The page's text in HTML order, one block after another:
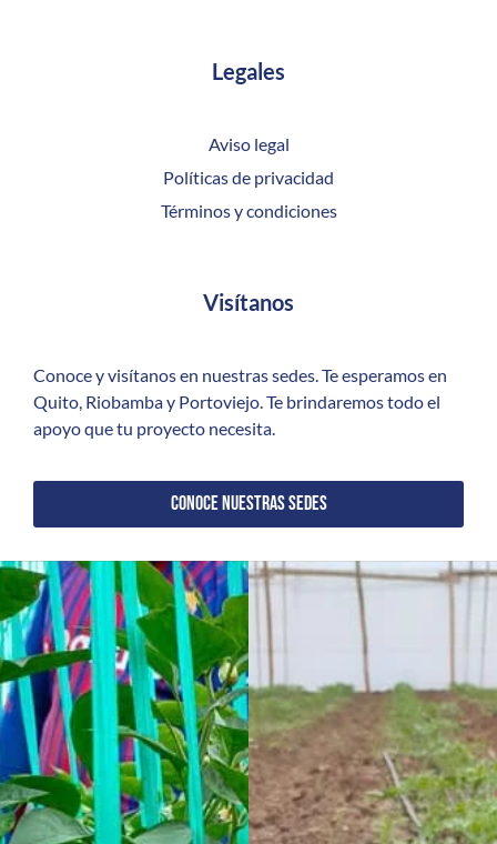
Legales
Aviso legal
Políticas de privacidad
Términos y condiciones
Visítanos
Conoce y visítanos en nuestras sedes. Te esperamos en
Quito, Riobamba y Portoviejo. Te brindaremos todo el
apoyo que tu proyecto necesita.
CONOCE NUESTRAS SEDES